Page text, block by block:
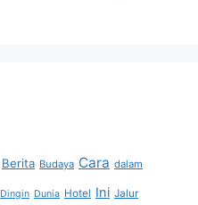
Berita Budaya Cara dalam
Dingin Dunia Hotel Ini Jalur